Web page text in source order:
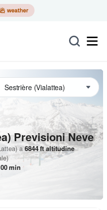
Previsioni Neve
a 6844ftaltitudine
00min